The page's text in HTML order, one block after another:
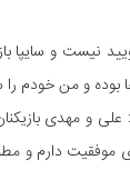
نیست و سایپا
و من خودم را
و مهدی
موفقیت دارم و